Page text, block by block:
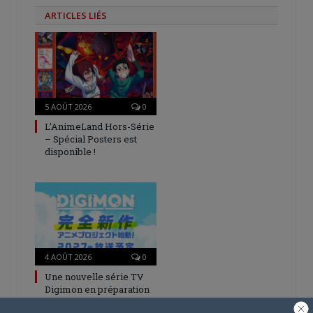
ARTICLES LIÉS
5 AOÛT 2026 0
L’AnimeLand Hors-Série
– Spécial Posters est
disponible !
4 AOÛT 2026 0
Une nouvelle série TV
Digimon en préparation
pour 2027